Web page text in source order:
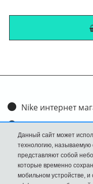
Nike интернет
Доставка и оплата
Обмен и возврат
Размеры
FAQ
Данный сайт может
технологию,
представляют собой
которые временно
мобильном устройстве,